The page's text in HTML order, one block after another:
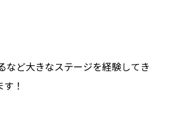
など大きなステージを経験してき
！